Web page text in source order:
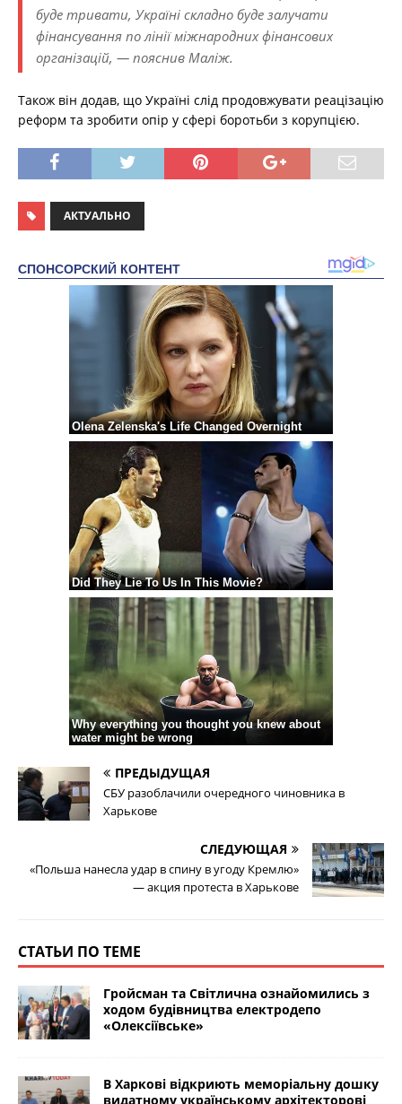
буде тривати, Україні складно буде залучати
фінансування по лінії міжнародних фінансових
організацій, — пояснив Маліж.
Також він додав, що Україні слід продовжувати реацізацію
реформ та зробити опір у сфері боротьби з корупцією.
АКТУАЛЬНО
ПРЕДЫДУЩАЯ
СБУ разоблачили очередного чиновника в
Харькове
СЛЕДУЮЩАЯ
«Польша нанесла удар в спину в угоду Кремлю»
— акция протеста в Харькове
СТАТЬИ ПО ТЕМЕ
Гройсман та Світлична ознайомились з
ходом будівництва електродепо
«Олексіївське»
В Харкові відкриють меморіальну дошку
видатному українському архітекторові